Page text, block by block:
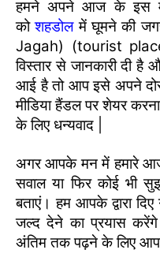
हमने अपने आज के इस
कोशहडोलमें घूमने की
Jagah) (tourist
विस्तार से जानकारी दी
आई है तो आप इसे अपने
मीडिया हैंडल पर शेयर
के लिए धन्यवाद |
अगर आपके मन में हमारे
सवाल या फिर कोई भी
बताएं। हम आपके द्वारा
जल्द देने का प्रयास
अंतिम तक पढ़ने के लिए